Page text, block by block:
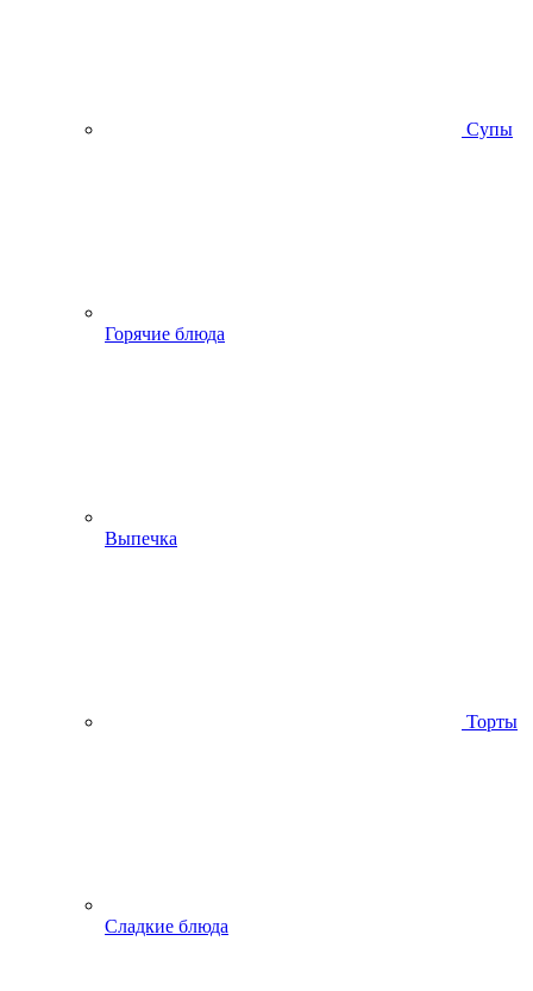
Супы
Горячие блюда
Выпечка
Торты
Сладкие блюда